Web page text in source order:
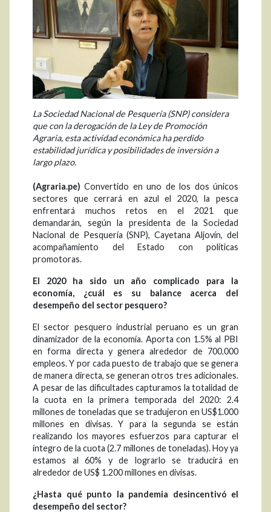
La Sociedad Nacional de Pesquería (SNP) considera
que con la derogación de la Ley de Promoción
Agraria, esta actividad económica ha perdido
estabilidad jurídica y posibilidades de inversión a
largo plazo.
(Agraria.pe) Convertido en uno de los dos únicos
sectores que cerrará en azul el 2020, la pesca
enfrentará muchos retos en el 2021 que
demandarán, según la presidenta de la Sociedad
Nacional de Pesquería (SNP), Cayetana Aljovín, del
acompañamiento del Estado con políticas
promotoras.
El 2020 ha sido un año complicado para la
economía, ¿cuál es su balance acerca del
desempeño del sector pesquero?
El sector pesquero industrial peruano es un gran
dinamizador de la economía. Aporta con 1.5% al PBI
en forma directa y genera alrededor de 700.000
empleos. Y por cada puesto de trabajo que se genera
de manera directa, se generan otros tres adicionales.
A pesar de las dificultades capturamos la totalidad de
la cuota en la primera temporada del 2020: 2.4
millones de toneladas que se tradujeron en US$1.000
millones en divisas. Y para la segunda se están
realizando los mayores esfuerzos para capturar el
íntegro de la cuota (2.7 millones de toneladas). Hoy ya
estamos al 60% y de lograrlo se traducirá en
alrededor de US$ 1.200 millones en divisas.
¿Hasta qué punto la pandemia desincentivó el
desempeño del sector?